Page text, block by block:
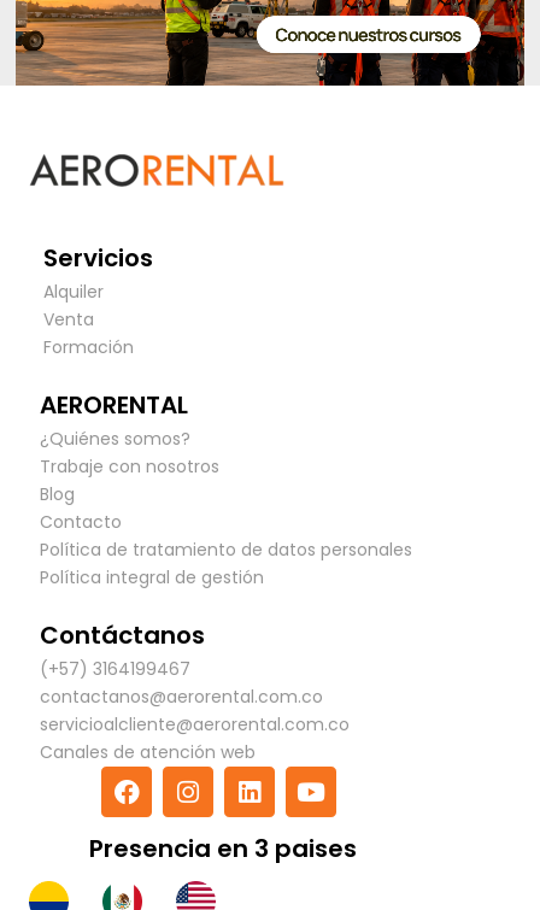
Servicios
Alquiler
Venta
Formación
AERORENTAL
¿Quiénes somos?
Trabaje con nosotros
Blog
Contacto
Política de tratamiento de datos personales
Política integral de gestión
Contáctanos
(+57) 3164199467
contactanos@aerorental.com.co
servicioalcliente@aerorental.com.co
Canales de atención web
F
a
e
b
I
n
t
a
L
i
k
Y
o
t
Presencia en 3 paises